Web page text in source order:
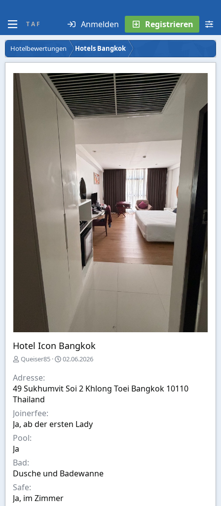
T A F Anmelden Registrieren
Hotelbewertungen Hotels Bangkok
Hotel Icon Bangkok
E
s
t
e
l
l
v
o
Queiser85
A
w
a
02.06.2026
Adresse
49 Sukhumvit Soi 2 Khlong Toei Bangkok 10110
Thailand
Joinerfee
Ja, ab der ersten Lady
Pool
Ja
Bad
Dusche und Badewanne
Safe
Ja, im Zimmer